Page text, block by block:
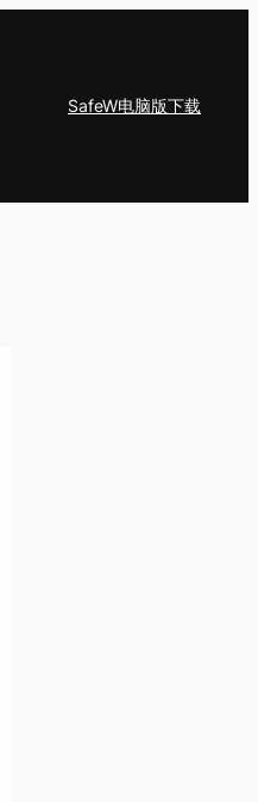
SafeW电脑版下载